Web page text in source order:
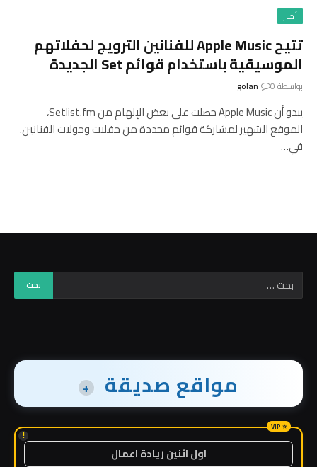
أخبار
تتيح Apple Music للفنانين الترويج لحفلاتهم
الموسيقية باستخدام قوائم Set الجديدة
بواسطة golan 0
يبدو أن Apple Music حصلت على بعض الإلهام من Setlist.fm،
الموقع الشهير لمشاركة قوائم محددة من حفلات وجولات الفنانين.
في…
مواقع صديقة +
!
اول اثنين ريادة اعمال